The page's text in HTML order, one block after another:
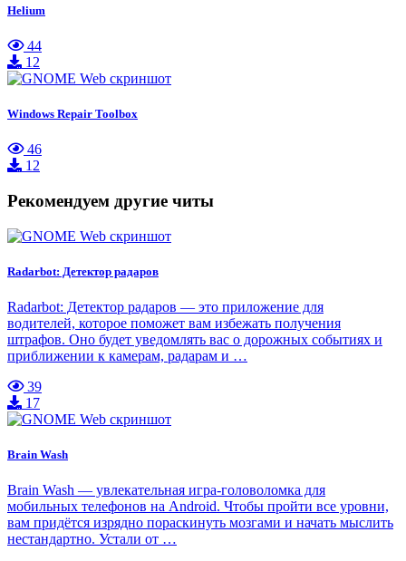
Helium
44
12
Windows Repair Toolbox
46
12
Рекомендуем другие читы
Radarbot: Детектор радаров
Radarbot: Детектор радаров — это приложение для
водителей, которое поможет вам избежать получения
штрафов. Оно будет уведомлять вас о дорожных событиях и
приближении к камерам, радарам и …
39
17
Brain Wash
Brain Wash — увлекательная игра-головоломка для
мобильных телефонов на Android. Чтобы пройти все уровни,
вам придётся изрядно пораскинуть мозгами и начать мыслить
нестандартно. Устали от …